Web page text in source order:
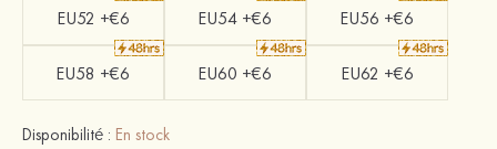
EU52 +€6 EU54 +€6 EU56 +€6
EU58 +€6 EU60 +€6 EU62 +€6
Disponibilité : En stock